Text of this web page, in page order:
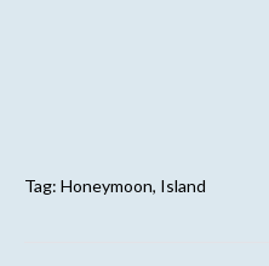
Tag: Honeymoon, Island